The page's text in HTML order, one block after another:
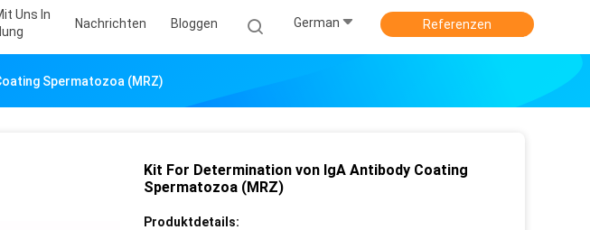
Uns In
Nachrichten Bloggen German Referenzen
Spermatozoa (MRZ)
Kit For Determination von IgA Antibody Coating
Spermatozoa (MRZ)
Produktdetails: